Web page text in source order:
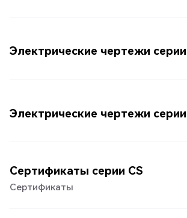
Электрические чертежи серии
Электрические чертежи серии
Сертификаты серии CS
Сертификаты